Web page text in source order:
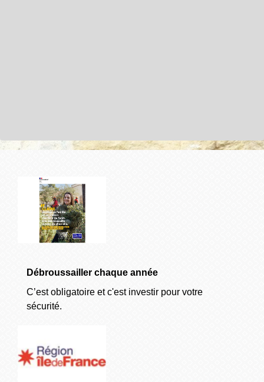
Débroussailler chaque année
C’est obligatoire et c'est investir pour votre
sécurité.